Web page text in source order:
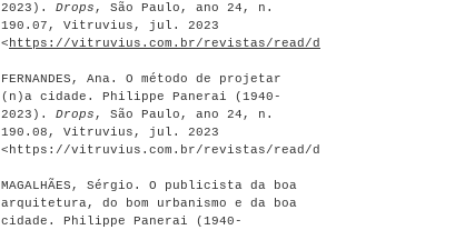
2023). Drops , São Paulo, ano 24, n.
190.07, Vitruvius, jul. 2023
< https://vitruvius.com.br/revistas/read/drops/24.190/8900
FERNANDES, Ana. O método de projetar
(n)a cidade. Philippe Panerai (1940-
2023). Drops , São Paulo, ano 24, n.
190.08, Vitruvius, jul. 2023
<https://vitruvius.com.br/revistas/read/drops/24.190/8901>.
MAGALHÃES, Sérgio. O publicista da boa
arquitetura, do bom urbanismo e da boa
cidade. Philippe Panerai (1940-